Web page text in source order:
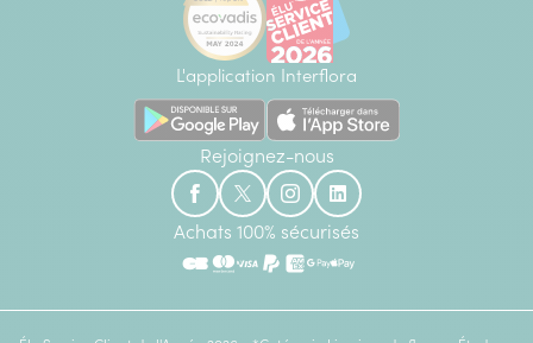
L'application Interflora
Rejoignez-nous
Achats 100% sécurisés